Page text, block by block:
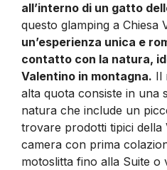
all’interno di un gatto
questo glamping a Chiesa
un’esperienza unica e
contatto con la natura,
Valentino in montagna. Il
alta quota consiste in una
natura che include un
trovare prodotti tipici della
camera con prima
motoslitta fino alla Suite o